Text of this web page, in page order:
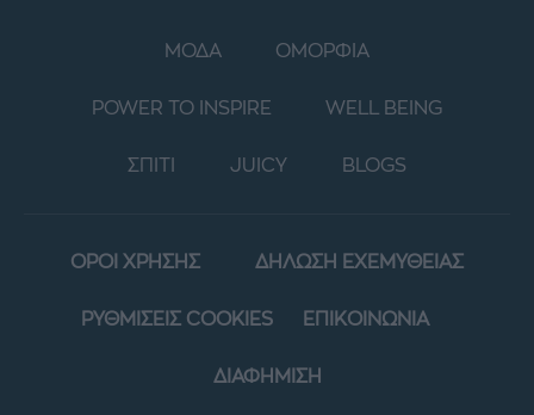
ΜΟΔΑ ΟΜΟΡΦΙΑ
POWER TO INSPIRE WELL BEING
ΣΠΙΤΙ JUICY BLOGS
ΟΡΟΙ ΧΡΗΣΗΣ ΔΗΛΩΣΗ ΕΧΕΜΥΘΕΙΑΣ
ΡΥΘΜΙΣΕΙΣ COOKIES ΕΠΙΚΟΙΝΩΝΙΑ
ΔΙΑΦΗΜΙΣΗ